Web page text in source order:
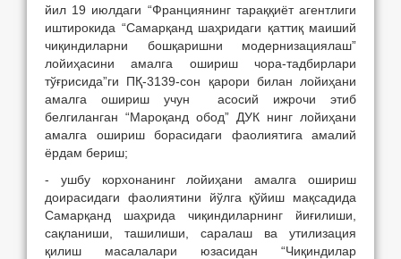
йил 19 июлдаги “Франциянинг тараққиёт агентлиги
иштирокида “Самарқанд шаҳридаги қаттиқ маиший
чиқиндиларни бошқаришни модернизациялаш”
лойиҳасини амалга ошириш чора-тадбирлари
тўғрисида”ги ПҚ-3139-сон қарори билан лойиҳани
амалга ошириш учун асосий ижрочи этиб
белгиланган “Мароқанд обод” ДУК нинг лойиҳани
амалга ошириш борасидаги фаолиятига амалий
ёрдам бериш;
- ушбу корхонанинг лойиҳани амалга ошириш
доирасидаги фаолиятини йўлга қўйиш мақсадида
Самарқанд шаҳрида чиқиндиларнинг йиғилиши,
сақланиши, ташилиши, саралаш ва утилизация
қилиш масалалари юзасидан “Чиқиндилар